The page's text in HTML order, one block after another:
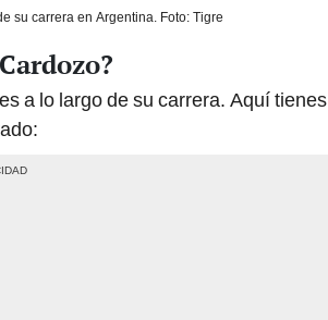
su carrera en Argentina. Foto: Tigre
a lo largo de su carrera. Aquí tienes